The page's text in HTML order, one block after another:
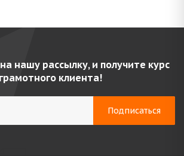
нашу рассылку, и получите курс
грамотного клиента!